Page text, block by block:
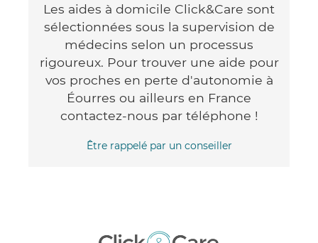
Les aides à domicile Click&Care sont
sélectionnées sous la supervision de
médecins selon un processus
rigoureux. Pour trouver une aide pour
vos proches en perte d'autonomie à
Éourres ou ailleurs en France
contactez-nous par téléphone !
Être rappelé par un conseiller